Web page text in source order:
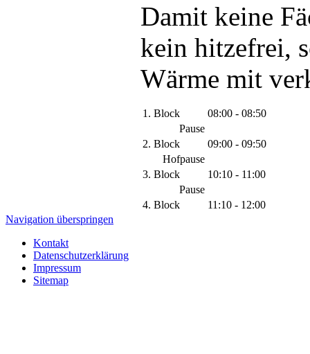
Damit keine
kein hitzefrei,
Wärme mit
1. Block
08:00 - 08:50
Pause
2. Block
09:00 - 09:50
Hofpause
3. Block
10:10 - 11:00
Pause
4. Block
11:10 - 12:00
Navigation überspringen
Kontakt
Datenschutzerklärung
Impressum
Sitemap